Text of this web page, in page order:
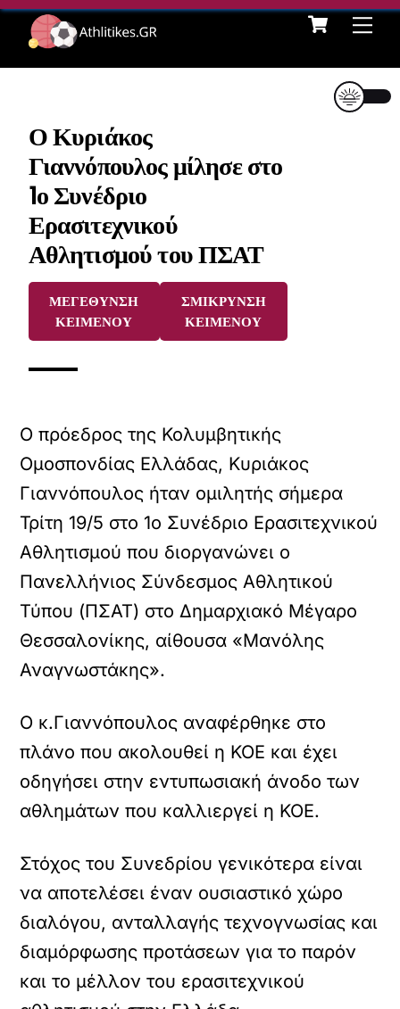
Skip
content
Cart
Ο Κυριάκος
Γιαννόπουλος μίλησε στο
1ο Συνέδριο
Ερασιτεχνικού
Αθλητισμού του ΠΣΑΤ
ΜΕΓΕΘΥΝΣΗ
ΚΕΙΜΕΝΟΥ
ΣΜΙΚΡΥΝΣΗ
ΚΕΙΜΕΝΟΥ
Ο πρόεδρος της Κολυμβητικής
Ομοσπονδίας Ελλάδας, Κυριάκος
Γιαννόπουλος ήταν ομιλητής σήμερα
Τρίτη 19/5 στο 1ο Συνέδριο Ερασιτεχνικού
Αθλητισμού που διοργανώνει ο
Πανελλήνιος Σύνδεσμος Αθλητικού
Τύπου (ΠΣΑΤ) στο Δημαρχιακό Μέγαρο
Θεσσαλονίκης, αίθουσα «Μανόλης
Αναγνωστάκης».
Ο κ.Γιαννόπουλος αναφέρθηκε στο
πλάνο που ακολουθεί η ΚΟΕ και έχει
οδηγήσει στην εντυπωσιακή άνοδο των
αθλημάτων που καλλιεργεί η ΚΟΕ.
Στόχος του Συνεδρίου γενικότερα είναι
να αποτελέσει έναν ουσιαστικό χώρο
διαλόγου, ανταλλαγής τεχνογνωσίας και
διαμόρφωσης προτάσεων για το παρόν
και το μέλλον του ερασιτεχνικού